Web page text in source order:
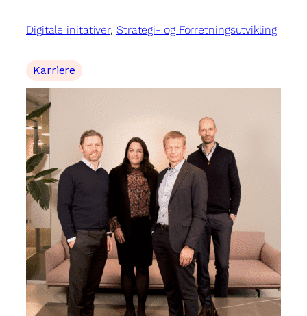
Digitale initativer, Strategi- og Forretningsutvikling
Karriere